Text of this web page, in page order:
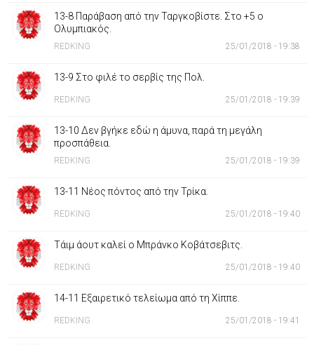
13-8 Παράβαση από την Ταργκοβίστε. Στο +5 ο
Ολυμπιακός.
REDKING 25/01/2018 - 19:38
13-9 Στο φιλέ το σερβίς της Πολ.
REDKING 25/01/2018 - 19:39
13-10 Δεν βγήκε εδώ η άμυνα, παρά τη μεγάλη
προσπάθεια.
REDKING 25/01/2018 - 19:39
13-11 Νέος πόντος από την Τρίκα.
REDKING 25/01/2018 - 19:40
Τάιμ άουτ καλεί ο Μπράνκο Κοβάτσεβιτς.
REDKING 25/01/2018 - 19:40
14-11 Εξαιρετικό τελείωμα από τη Χίππε.
REDKING 25/01/2018 - 19:41